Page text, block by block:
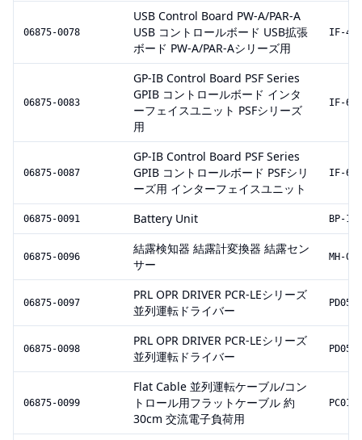
06875-0078
USB Control Board PW-A/PAR-A
USB コントロールボード USB拡張
ボード PW-A/PAR-Aシリーズ用
IF-
06875-0083
GP-IB Control Board PSF Series
GPIB コントロールボード インタ
ーフェイスユニット PSFシリーズ
用
IF-
06875-0087
GP-IB Control Board PSF Series
GPIB コントロールボード PSFシリ
ーズ用 インターフェイスユニット
IF-
06875-0091 Battery Unit BP-17
06875-0096
結露検知器 結露計変換器 結露セン
サー
MH-045
06875-0097
PRL OPR DRIVER PCR-LEシリーズ
並列運転ドライバー
06875-0098
PRL OPR DRIVER PCR-LEシリーズ
並列運転ドライバー
06875-0099
Flat Cable 並列運転ケーブル/コン
トロール用フラットケーブル 約
30cm 交流電子負荷用
PC01-